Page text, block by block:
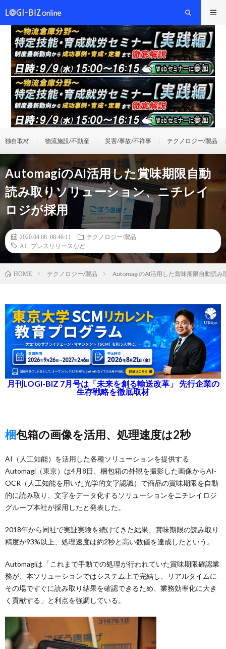
独自取材 物流施設/不動産 災害/事故/不祥事 テクノロジー/製品
AutomagiのAI活用した賞味期限自動
読み取りソリューション、ニチレイ
ロジが採用
2020.04.08 08:46:11
テクノロジー/製品
AI
プレスリリースなど
HOME テクノロジー/製品 AutomagiのAI活用した賞味期限自動読
月刊LOGI-BIZ 7月号は「未来を創る輸送改革」 先行企業の
生存戦略を徹底取材
梱包箱の画像を活用、処理速度は2秒
AI（人工知能）を活用した各種ソリューションを提供する
Automagi（東京）は4月8日、梱包箱の外観を撮影した画像からAI-
OCR（人工知能を用いた光学的文字認識）で商品の賞味期限を自動
的に読み取り、文字をデータ化するソリューションをニチレイロジ
グループ本社が採用したと発表した。
2018年から同社で実証実験を続けてきた結果、賞味期限の読み取り
精度が93%以上、処理速度は約2秒と高い数値を達成したという。
Automagiは「これまで手動での処理が行われていた賞味期限確認業
務が、本ソリューションではシステム上で完結し、リアルタイムに
その場ですぐに読み取り結果を確認できるため、業務効率化に大き
く貢献する」と利点を強調している。